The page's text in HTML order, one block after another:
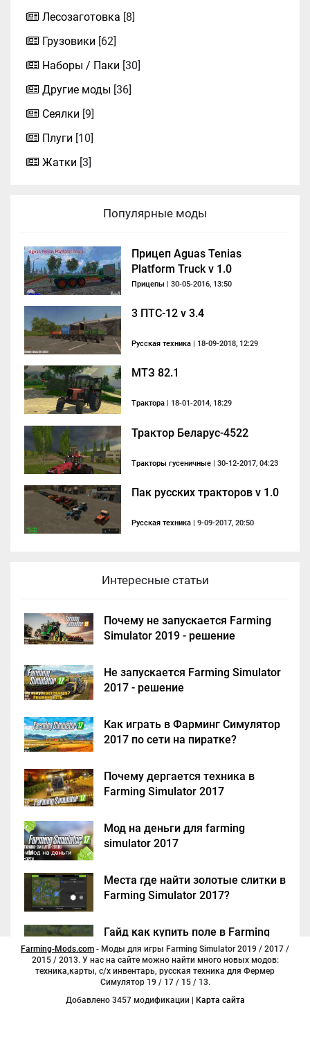
Лесозаготовка [8]
Грузовики [62]
Наборы / Паки [30]
Другие моды [36]
Сеялки [9]
Плуги [10]
Жатки [3]
Популярные моды
Прицеп Aguas Tenias
Platform Truck v 1.0
Прицепы | 30-05-2016, 13:50
3 ПТС-12 v 3.4
Русская техника | 18-09-2018, 12:29
МТЗ 82.1
Трактора | 18-01-2014, 18:29
Трактор Беларус-4522
Тракторы гусеничные | 30-12-2017, 04:23
Пак русских тракторов v 1.0
Русская техника | 9-09-2017, 20:50
Интересные статьи
Почему не запускается Farming
Simulator 2019 - решение
Не запускается Farming Simulator
2017 - решение
Как играть в Фарминг Симулятор
2017 по сети на пиратке?
Почему дергается техника в
Farming Simulator 2017
Мод на деньги для farming
simulator 2017
Места где найти золотые слитки в
Farming Simulator 2017?
Гайд как купить поле в Farming
Simulator 2017
Farming-Mods.com
2015 / 2013. У нас на сайте можно найти много новых модов:
техника,карты, с/х инвентарь, русская техника для Фермер
Симулятор 19 / 17 / 15 / 13.
Добавлено 3457 модификации |
Карта сайта